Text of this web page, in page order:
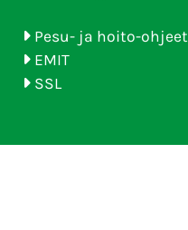
Pesu- ja hoito-ohjeet
EMIT
SSL